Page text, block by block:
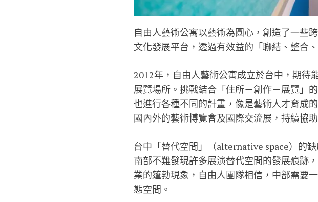
自由人藝術公寓以藝術為圓心，創造了一些
文化發展平台，透過有效益的「聯結、整合
2012年，自由人藝術公寓成立於台中，期待
展覽場所。挑戰結合「住所－創作－展覽」
也進行各種不同的計畫，像是藝術人才育成
國內外的藝術博覽會及國際交流展，持續協
台中「替代空間」（alternative space）的
南部不難發現許多展演替代空間的發展痕跡
業的蓬勃現象，自由人團隊相信，中部需要
態空間。